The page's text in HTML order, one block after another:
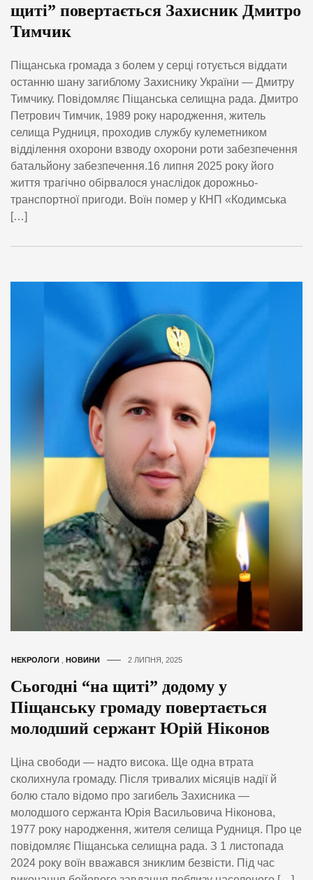
щиті” повертається Захисник Дмитро
Тимчик
Піщанська громада з болем у серці готується віддати
останню шану загиблому Захиснику України — Дмитру
Тимчику. Повідомляє Піщанська селищна рада. Дмитро
Петрович Тимчик, 1989 року народження, житель
селища Рудниця, проходив службу кулеметником
відділення охорони взводу охорони роти забезпечення
батальйону забезпечення.16 липня 2025 року його
життя трагічно обірвалося унаслідок дорожньо-
транспортної пригоди. Воїн помер у КНП «Кодимська
[…]
НЕКРОЛОГИ НОВИНИ 2 ЛИПНЯ, 2025
Сьогодні “на щиті” додому у
Піщанську громаду повертається
молодший сержант Юрій Ніконов
Ціна свободи — надто висока. Ще одна втрата
сколихнула громаду. Після тривалих місяців надії й
болю стало відомо про загибель Захисника —
молодшого сержанта Юрія Васильовича Ніконова,
1977 року народження, жителя селища Рудниця. Про це
повідомляє Піщанська селищна рада. З 1 листопада
2024 року воїн вважався зниклим безвісти. Під час